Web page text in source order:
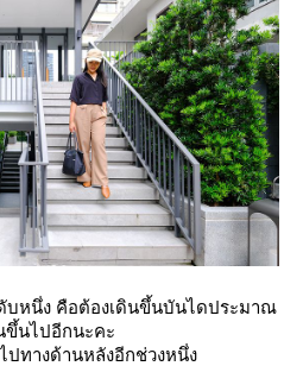
บหนึ่ง คือต้องเดินขึ้นบันไดประมาณ
ขึ้นไปอีกนะคะ
ทางด้านหลังอีกช่วงหนึ่ง